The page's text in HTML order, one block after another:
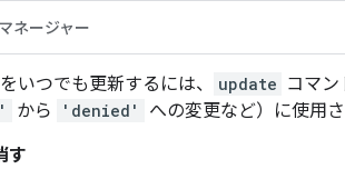
ネージャー
いつでも更新するには、 update コマ
から 'denied' への変更など）に使用さ
す